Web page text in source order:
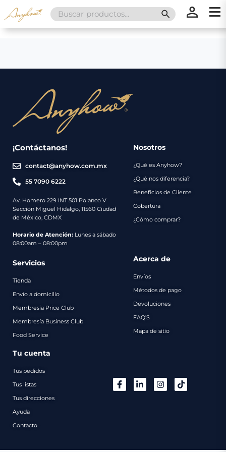
Search
for:
SEARCH
¡Contáctanos!
contact@anyhow.com.mx
55 7090 6222
Av. Homero 229 INT 501 Polanco V
Sección Miguel Hidalgo, 11560 Ciudad
de México, CDMX
Horario de Atención: Lunes a sábado
08:00am – 08:00pm
Nosotros
¿Qué es Anyhow?
¿Qué nos diferencia?
Beneficios de Cliente
Cobertura
¿Cómo comprar?
Servicios
Tienda
Envío a domicilio
Membresía Price Club
Membresía Business Club
Food Service
Acerca de
Envíos
Métodos de pago
Devoluciones
FAQ’S
Mapa de sitio
Tu cuenta
Tus pedidos
Tus listas
Tus direcciones
Ayuda
Contacto
Nosotros
Servicios
Envíos
Métodos
de
Catálogo
Regalos
Contacto